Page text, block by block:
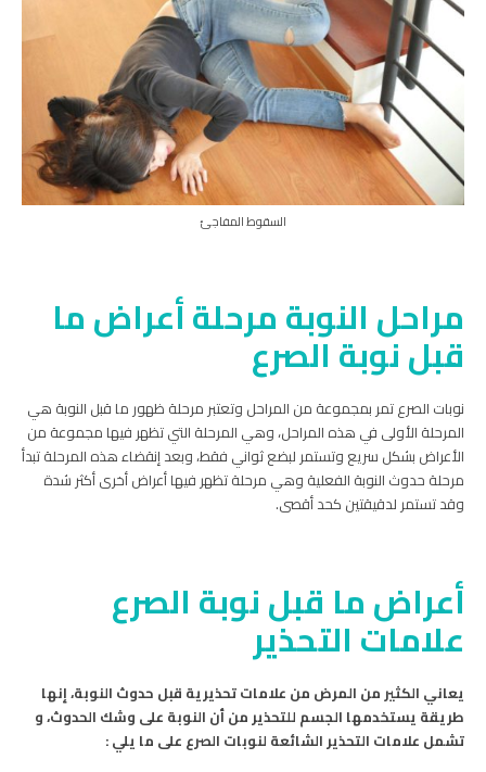
السقوط المفاجئ
مراحل النوبة مرحلة أعراض ما
قبل نوبة الصرع
نوبات الصرع تمر بمجموعة من المراحل وتعتبر مرحلة ظهور ما قبل النوبة هي
المرحلة الأولى في هذه المراحل، وهي المرحلة التي تظهر فيها مجموعة من
الأعراض بشكل سريع وتستمر لبضع ثواني فقط، وبعد إنقضاء هذه المرحلة تبدأ
مرحلة حدوث النوبة الفعلية وهي مرحلة تظهر فيها أعراض أخرى أكثر شدة
وقد تستمر لدقيقتين كحد أقصى.
أعراض ما قبل نوبة الصرع
علامات التحذير
يعاني الكثير من المرض من علامات تحذيرية قبل حدوث النوبة، إنها
طريقة يستخدمها الجسم للتحذير من أن النوبة على وشك الحدوث، و
تشمل علامات التحذير الشائعة لنوبات الصرع على ما يلي :